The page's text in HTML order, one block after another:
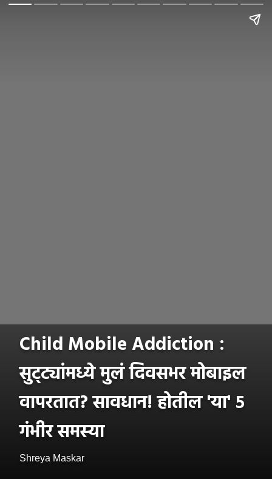
Child Mobile Addiction :
सुट्ट्यांमध्ये मुलं दिवसभर मोबाइल
वापरतात? सावधान! होतील 'या' ५
गंभीर समस्या
Shreya Maskar